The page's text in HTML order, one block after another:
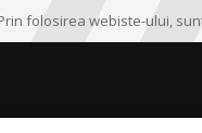
folosirea webiste-ului,